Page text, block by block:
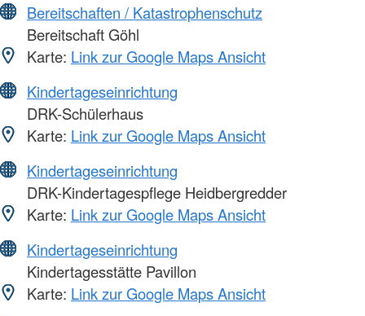
Bereitschaften / Katastrophenschutz
Bereitschaft Göhl
Karte: Link zur Google Maps Ansicht
Kindertageseinrichtung
DRK-Schülerhaus
Karte: Link zur Google Maps Ansicht
Kindertageseinrichtung
DRK-Kindertagespflege Heidbergredder
Karte: Link zur Google Maps Ansicht
Kindertageseinrichtung
Kindertagesstätte Pavillon
Karte: Link zur Google Maps Ansicht